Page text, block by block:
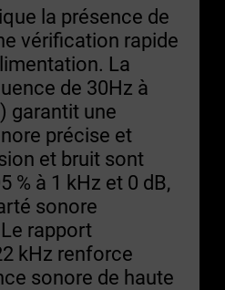
la présence de
vérification rapide
La
de 30Hz à
garantit une
précise et
et bruit sont
% à 1 kHz et 0 dB,
sonore
rapport
kHz renforce
sonore de haute